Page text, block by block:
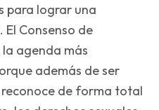
para lograr una
Consenso de
agenda más
además de ser
de forma total